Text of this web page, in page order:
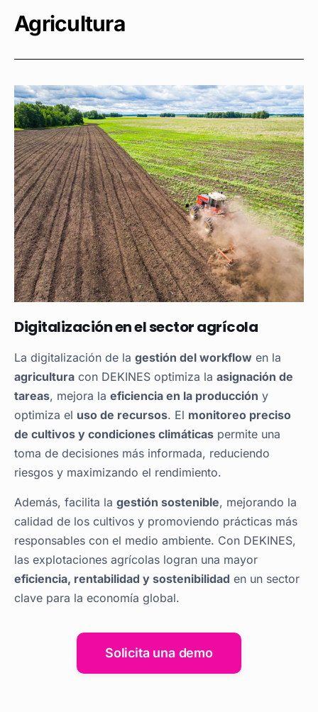
Agricultura
Digitalización en el sector agrícola
La digitalización de la gestión del workflow en la
agricultura con DEKINES optimiza la asignación de
tareas, mejora la eficiencia en la producción y
optimiza el uso de recursos. El monitoreo preciso
de cultivos y condiciones climáticas permite una
toma de decisiones más informada, reduciendo
riesgos y maximizando el rendimiento.
Además, facilita la gestión sostenible, mejorando la
calidad de los cultivos y promoviendo prácticas más
responsables con el medio ambiente. Con DEKINES,
las explotaciones agrícolas logran una mayor
eficiencia, rentabilidad y sostenibilidad en un sector
clave para la economía global.
Solicita una demo